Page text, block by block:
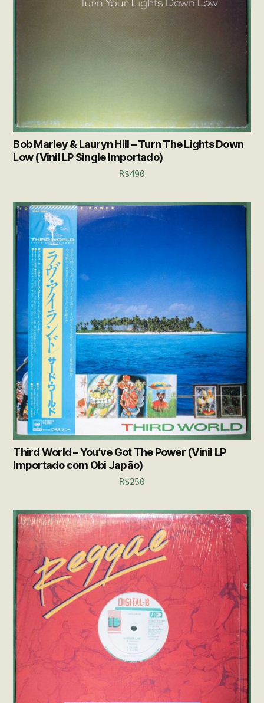
Bob Marley & Lauryn Hill – Turn The Lights Down
Low (Vinil LP Single Importado)
R$490
Third World – You’ve Got The Power (Vinil LP
Importado com Obi Japão)
R$250